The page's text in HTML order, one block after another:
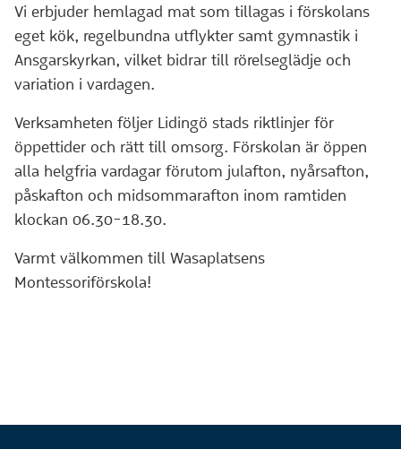
Vi erbjuder hemlagad mat som tillagas i förskolans
eget kök, regelbundna utflykter samt gymnastik i
Ansgarskyrkan, vilket bidrar till rörelseglädje och
variation i vardagen.
Verksamheten följer Lidingö stads riktlinjer för
öppettider och rätt till omsorg. Förskolan är öppen
alla helgfria vardagar förutom julafton, nyårsafton,
påskafton och midsommarafton inom ramtiden
klockan 06.30-18.30.
Varmt välkommen till Wasaplatsens
Montessoriförskola!